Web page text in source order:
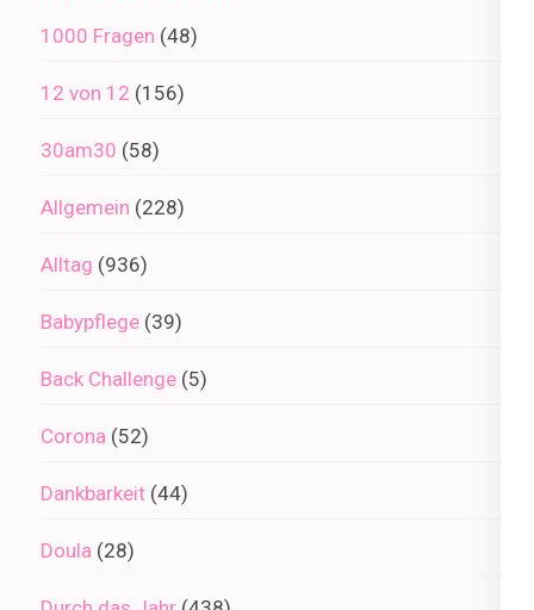
1000 Fragen (48)
12 von 12 (156)
30am30 (58)
Allgemein (228)
Alltag (936)
Babypflege (39)
Back Challenge (5)
Corona (52)
Dankbarkeit (44)
Doula (28)